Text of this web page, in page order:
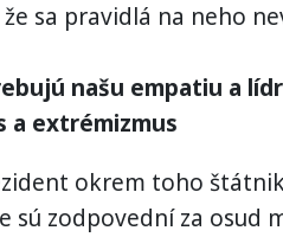
sa pravidlá na neho
našu empatiu a
a extrémizmus
okrem toho
sú zodpovední za osud